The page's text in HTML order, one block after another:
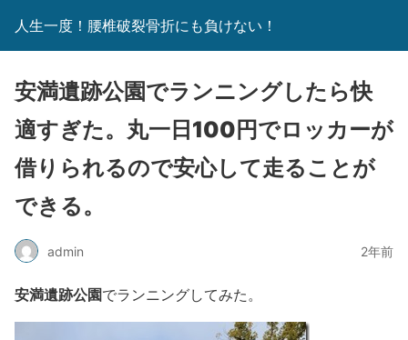
人生一度！腰椎破裂骨折にも負けない！
安満遺跡公園でランニングしたら快
適すぎた。丸一日100円でロッカーが
借りられるので安心して走ることが
できる。
admin 2年前
安満遺跡公園でランニングしてみた。